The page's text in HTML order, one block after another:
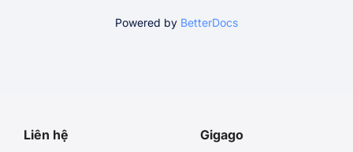
Powered by BetterDocs
Liên hệ
Gigago